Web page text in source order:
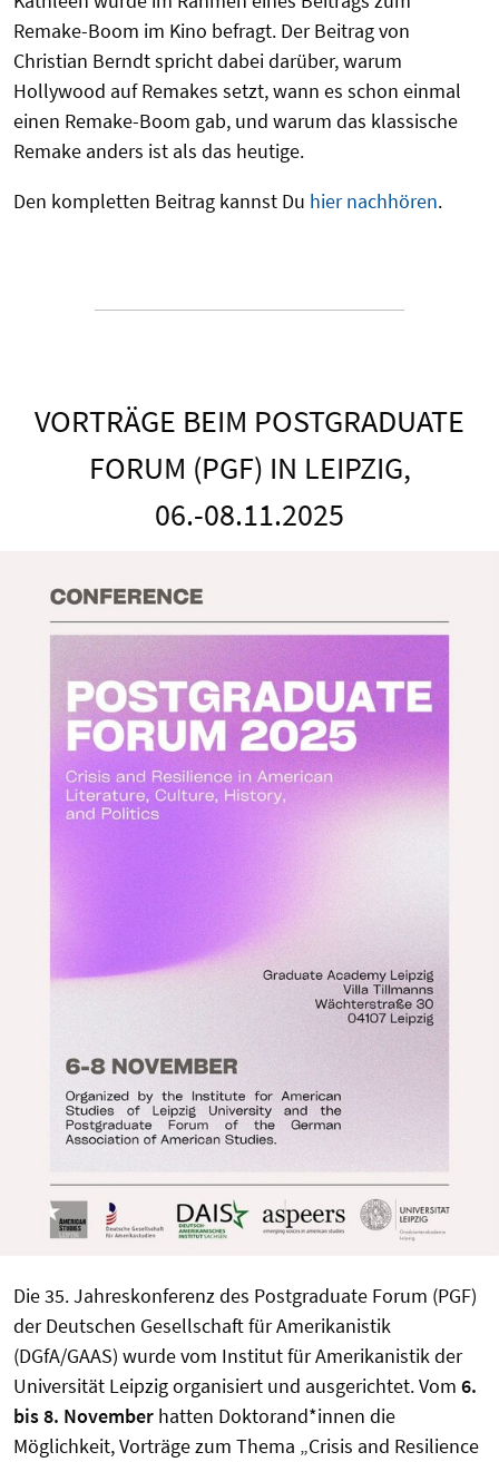
Remake-Boom im Kino befragt. Der Beitrag von
Christian Berndt spricht dabei darüber, warum
Hollywood auf Remakes setzt, wann es schon einmal
einen Remake-Boom gab, und warum das klassische
Remake anders ist als das heutige.
Den kompletten Beitrag kannst Du hier nachhören.
VORTRÄGE BEIM POSTGRADUATE
FORUM (PGF) IN LEIPZIG,
06.-08.11.2025
Die 35. Jahreskonferenz des Postgraduate Forum (PGF)
der Deutschen Gesellschaft für Amerikanistik
(DGfA/GAAS) wurde vom Institut für Amerikanistik der
Universität Leipzig organisiert und ausgerichtet. Vom 6.
bis 8. November hatten Doktorand*innen die
Möglichkeit, Vorträge zum Thema „Crisis and Resilience